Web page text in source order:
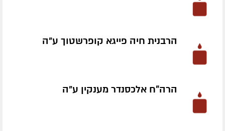
הרבנית חיה פייגא קופרשטוך ע״ה
הרה"ח אלכסנדר מענקין ע״ה